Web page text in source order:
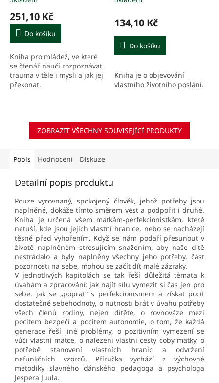
251,10 Kč
Do košíku
Kniha pro mládež, ve které
se čtenář naučí rozpoznávat
trauma v těle i mysli a jak jej
překonat.
134,10 Kč
Do košíku
Kniha je o objevování
vlastního životního poslání.
ZOBRAZIT VŠECHNY SOUVISEJÍCÍ PRODUKTY
Popis Hodnocení Diskuze
Detailní popis produktu
Pouze vyrovnaný, spokojený člověk, jehož potřeby jsou
naplněné, dokáže tímto směrem vést a podpořit i druhé.
Kniha je určená všem matkám-perfekcionistkám, které
netuší, kde jsou jejich vlastní hranice, nebo se nacházejí
těsně před vyhořením. Když se nám podaří přesunout v
životě naplněném stresujícím snažením, aby naše dítě
nestrádalo a byly naplněny všechny jeho potřeby, část
pozornosti na sebe, mohou se začít dít malé zázraky.
V jednotlivých kapitolách se tak řeší důležitá témata k
úvahám a zpracování: jak najít sílu vymezit si čas jen pro
sebe, jak se „poprat“ s perfekcionismem a získat pocit
dostatečné sebehodnoty, o nutnosti brát v úvahu potřeby
všech členů rodiny, nejen dítěte, o rovnováze mezi
pocitem bezpečí a pocitem autonomie, o tom, že každá
generace řeší jiné problémy, o pozitivním vymezení se
vůči vlastní matce, o nalezení vlastní cesty coby matky, o
potřebě stanovení vlastních hranic a odvržení
nefunkčních vzorců. Příručka vychází z výchovné
metodiky slavného dánského pedagoga a psychologa
Jespera Juula.